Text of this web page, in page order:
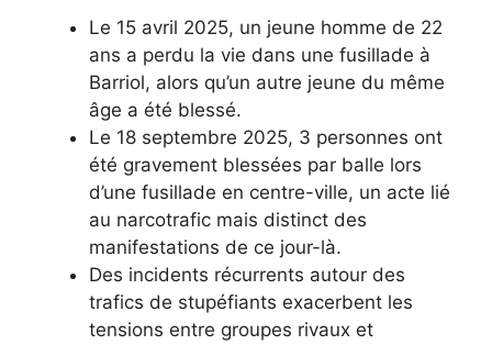
Le 15 avril 2025, un jeune homme de 22
ans a perdu la vie dans une fusillade à
Barriol, alors qu’un autre jeune du même
âge a été blessé.
Le 18 septembre 2025, 3 personnes ont
été gravement blessées par balle lors
d’une fusillade en centre-ville, un acte lié
au narcotrafic mais distinct des
manifestations de ce jour-là.
Des incidents récurrents autour des
trafics de stupéfiants exacerbent les
tensions entre groupes rivaux et